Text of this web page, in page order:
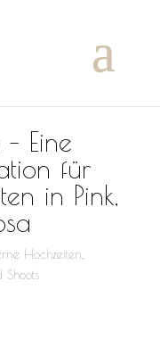
Eine
für
in Pink,
Hochzeiten
Shoots